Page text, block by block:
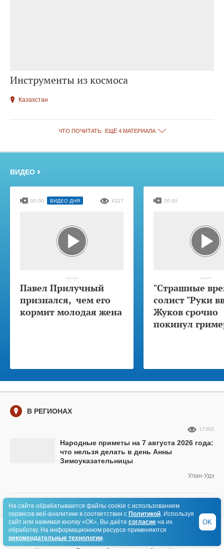
Инструменты из космоса
Казахстан
ЧТО ПОЧИТАТЬ: ЕЩЁ 4 МАТЕРИАЛА
ВИДЕО
Павел Прилучный
признался, чем его
кормит молодая жена
00:00 ВИДЕО ДНЯ 4327
"Страшные
солист "Руки
Жуков срочно
покинул
00:00
В РЕГИОНАХ
Народные приметы на 7 августа 2026 года:
что нельзя делать в день Анны
Зимоуказательницы
17303
Улан-Удэ
В РЕГИОНАХ: ЕЩЁ 5 МАТЕРИАЛОВ
НОВОСТИ РЕГИОНА
На сайте обрабатываются файлы cookie с использованием
сервисов веб-аналитики в соответствии с Политикой. Используя
сайт или нажимая кнопку «ОК», Вы даёте согласиена их
обработку. На информационном ресурсе применяются
рекомендательные технологии.
OK